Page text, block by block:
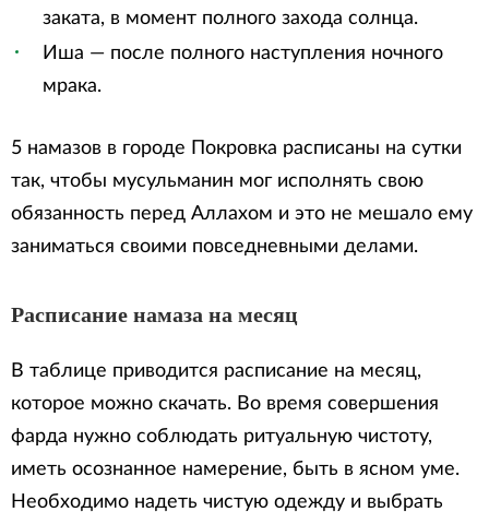
заката, в момент полного захода солнца.
Иша — после полного наступления ночного
мрака.
5 намазов в городе Покровка расписаны на сутки
так, чтобы мусульманин мог исполнять свою
обязанность перед Аллахом и это не мешало ему
заниматься своими повседневными делами.
Расписание намаза на месяц
В таблице приводится расписание на месяц,
которое можно скачать. Во время совершения
фарда нужно соблюдать ритуальную чистоту,
иметь осознанное намерение, быть в ясном уме.
Необходимо надеть чистую одежду и выбрать